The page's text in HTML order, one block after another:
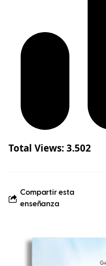
Total Views:3.502
Compartir esta
enseñanza